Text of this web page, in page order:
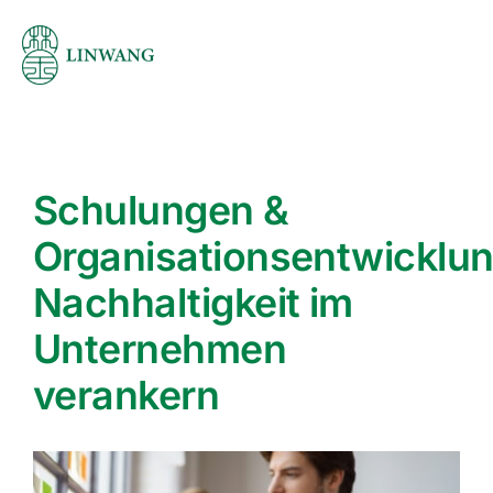
content
Schulungen &
Nachhaltigkeit im
Unternehmen
verankern